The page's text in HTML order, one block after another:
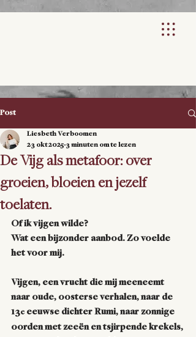
Post
De Vijg als metafoor: over
groeien, bloeien en jezelf
toelaten.
Liesbeth Verboomen
23 okt 2025 3 minuten om te lezen
Of ik vijgen wilde?
Wat een bijzonder aanbod. Zo voelde
het voor mij.
Vijgen, een vrucht die mij meeneemt
naar oude, oosterse verhalen, naar de
13e eeuwse dichter Rumi, naar zonnige
oorden met zeeën en tsjirpende krekels,